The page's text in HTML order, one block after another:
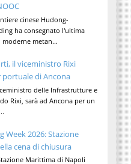
cinese Hudong-
ha consegnato l'ultima
metan...
il viceministro Rixi
di Ancona
delle Infrastrutture e
Rixi, sarà ad Ancona per un
Week 2026: Stazione
cena di chiusura
Marittima di Napoli